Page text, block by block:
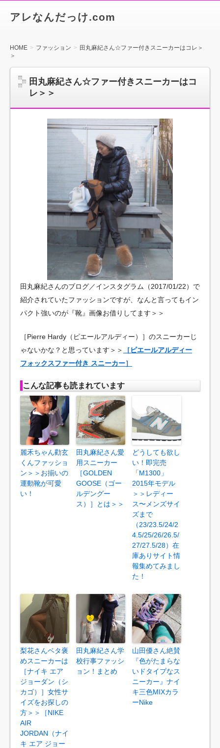
アレなんだっけ.com
HOME ファッション
田丸麻紀さん☆ファー付きスニーカーはコレ＞
＞
田丸麻紀さん☆ファー付きスニーカーはコ
レ＞＞
田丸麻紀さんのブログ／インスタグラム（2017/01/22）で
紹介されていたファッションですが、なんと言ってもイン
パクト強いのが『靴』画像お借りしてます＞＞
［Pierre Hardy（ピエールアルディー）］のスニーカーじ
ゃないかな？と思っています＞＞
［ピエールアルディー
フォックスファー付き スニーカー］
こんな記事も読まれています
麗禾ちゃん勸玄
くんファッショ
ン＞＞お揃いの
運動靴が可愛
い！
田丸麻紀さん愛
用スニーカー
［GOLDEN
GOOSE（ゴー
ルデングー
ス）］とは＞＞
どうしても欲し
い！即完売
「M1300」
2015年モデル
＞＞レディー
ス〜メンズサイ
ズまで
（23/23.5/24/2
4.5/25/26/26.5/
27/27.5/28）在
庫ありサイト情
報集めてみまし
た！
梨花さんベタ褒
めスニーカーは
［ナイキ エア
ジョーダン（シ
カゴ）］女性サ
イズをお探しの
方＞＞［NIKE
AIR
JORDAN（ナイ
キ エア ジョー
田丸麻紀さん学
校行事ファッシ
ョン！まとめ
山田優さん絶賛
『色がたまらな
いドタイプなス
ニーカー』ナイ
キ三色MIXカラ
ーNike